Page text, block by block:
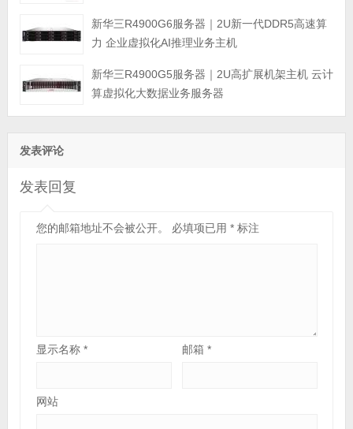
新华三R4900G6服务器｜2U新一代DDR5高速算
力 企业虚拟化AI推理业务主机
新华三R4900G5服务器｜2U高扩展机架主机 云计
算虚拟化大数据业务服务器
发表评论
发表回复
您的邮箱地址不会被公开。 必填项已用 *标注
显示名称 * 邮箱*
网站